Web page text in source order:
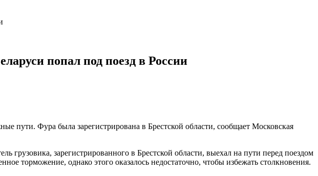
попал под поезд в России
пути. Фура была зарегистрирована в Брестской области, сообщает Московская
зарегистрированного в Брестской области, выехал на пути перед поездом
однако этого оказалось недостаточно, чтобы избежать столкновения.